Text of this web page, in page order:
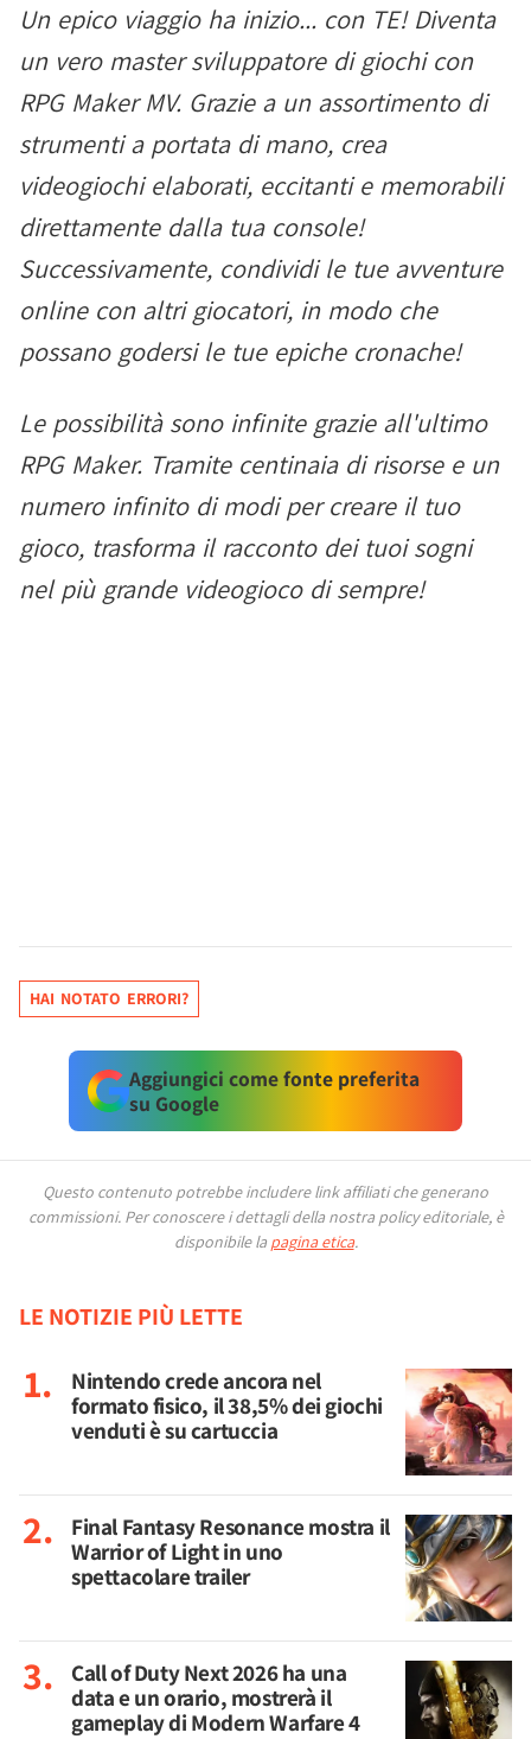
Un epico viaggio ha inizio... con TE! Diventa
un vero master sviluppatore di giochi con
RPG Maker MV. Grazie a un assortimento di
strumenti a portata di mano, crea
videogiochi elaborati, eccitanti e memorabili
direttamente dalla tua console!
Successivamente, condividi le tue avventure
online con altri giocatori, in modo che
possano godersi le tue epiche cronache!
Le possibilità sono infinite grazie all'ultimo
RPG Maker. Tramite centinaia di risorse e un
numero infinito di modi per creare il tuo
gioco, trasforma il racconto dei tuoi sogni
nel più grande videogioco di sempre!
HAI NOTATO ERRORI?
Aggiungici come fonte preferita
su Google
Questo contenuto potrebbe includere link affiliati che generano
commissioni. Per conoscere i dettagli della nostra policy editoriale, è
disponibile la pagina etica.
LE NOTIZIE PIÙ LETTE
Nintendo crede ancora nel
formato fisico, il 38,5% dei giochi
venduti è su cartuccia
Final Fantasy Resonance mostra il
Warrior of Light in uno
spettacolare trailer
Call of Duty Next 2026 ha una
data e un orario, mostrerà il
gameplay di Modern Warfare 4